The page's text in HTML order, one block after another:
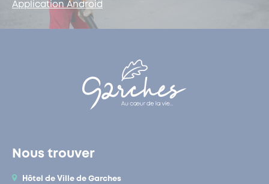
Application Android
Nous trouver
Hôtel de Ville de Garches